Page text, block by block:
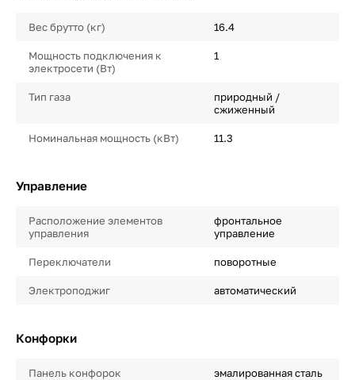
Вес брутто (кг) 16.4
Мощность подключения к
электросети (Вт)
1
Тип газа
природный /
сжиженный
Номинальная мощность (кВт) 11.3
Управление
Расположение элементов
управления
фронтальное
управление
Переключатели поворотные
Электроподжиг автоматический
Конфорки
Панель конфорок эмалированная сталь